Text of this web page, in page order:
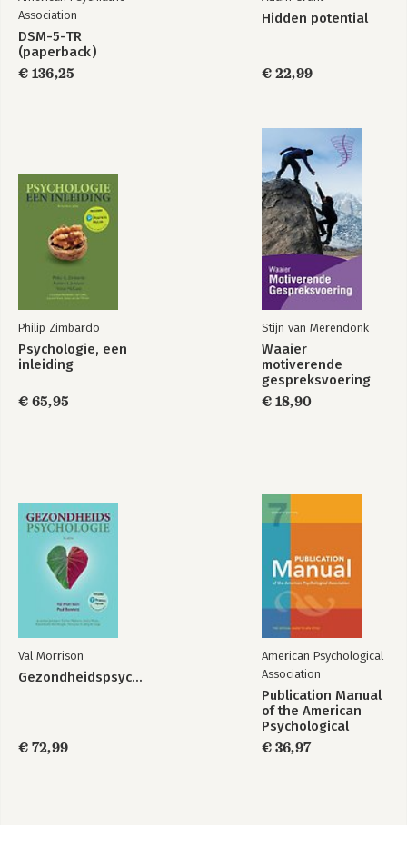
Bekijk alle boeken
Association
DSM-5-TR
(paperback)
€ 136,25
Hidden potential
€ 22,99
Philip Zimbardo
Psychologie, een
inleiding
€ 65,95
Stijn van Merendonk
Waaier
motiverende
gespreksvoering
€ 18,90
Val Morrison
Gezondheidspsychologie
€ 72,99
American Psychological
Association
Publication Manual
of the American
Psychological
Association 2020
€ 36,97